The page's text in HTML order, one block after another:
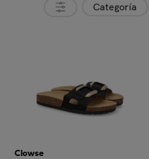
Categoría
Clowse